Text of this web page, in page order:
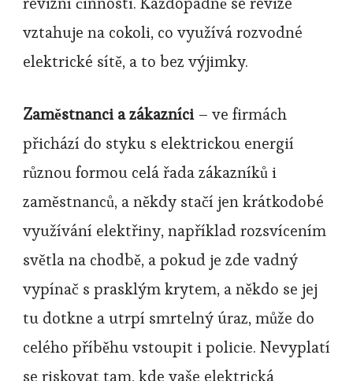
vztahuje na cokoli, co využívá rozvodné
elektrické sítě, a to bez výjimky.
Zaměstnanci a zákazníci – ve firmách
přichází do styku s elektrickou energií
různou formou celá řada zákazníků i
zaměstnanců, a někdy stačí jen krátkodobé
využívání elektřiny, například rozsvícením
světla na chodbě, a pokud je zde vadný
vypínač s prasklým krytem, a někdo se jej
tu dotkne a utrpí smrtelný úraz, může do
celého příběhu vstoupit i policie. Nevyplatí
se riskovat tam, kde vaše elektrická